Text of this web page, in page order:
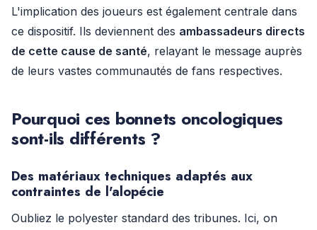
L'implication des joueurs est également centrale dans
ce dispositif. Ils deviennent des ambassadeurs directs
de cette cause de santé, relayant le message auprès
de leurs vastes communautés de fans respectives.
Pourquoi ces bonnets oncologiques
sont-ils différents ?
Des matériaux techniques adaptés aux
contraintes de l'alopécie
Oubliez le polyester standard des tribunes. Ici, on